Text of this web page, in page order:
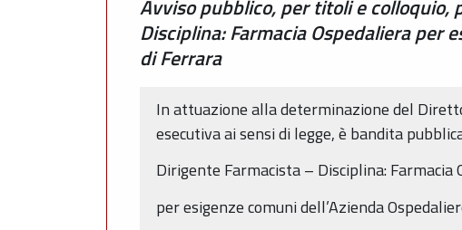
Avviso pubblico, per titoli e
Disciplina: Farmacia Ospedaliera per
di Ferrara
In attuazione alla determinazione del
esecutiva ai sensi di legge, è bandita
Dirigente Farmacista – Disciplina: Farmacia
per esigenze comuni dell’Azienda